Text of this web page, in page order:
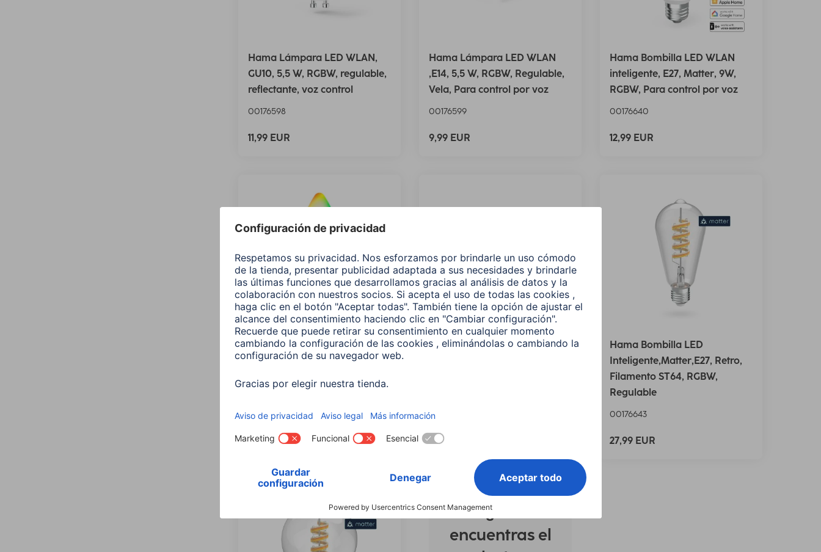
Hama Lámpara LED WLAN,
GU10, 5,5 W, RGBW, regulable,
reflectante, voz control
00176598
11,99 EUR
Hama Lámpara LED WLAN
,E14, 5,5 W, RGBW, Regulable,
Vela, Para control por voz
00176599
9,99 EUR
Hama Bombilla LED WLAN
inteligente, E27, Matter, 9W,
RGBW, Para control por voz
00176640
12,99 EUR
Hama Bombilla LED WLAN
inteligente, E14, Matter, 4,9 W,
12,99 EUR
Hama Bombilla LED WLAN
12,99 EUR
Hama Bombilla LED
Inteligente,Matter,E27, Retro,
Filamento ST64, RGBW,
Regulable
00176643
27,99 EUR
¿No
encuentras el